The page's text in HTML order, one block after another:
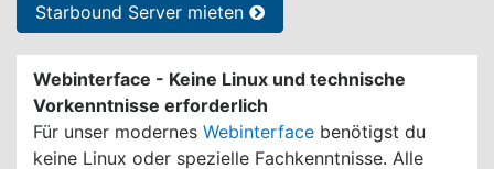
Starbound Server mieten
Webinterface - Keine Linux und technische
Vorkenntnisse erforderlich
Für unser modernes Webinterface benötigst du
keine Linux oder spezielle Fachkenntnisse. Alle